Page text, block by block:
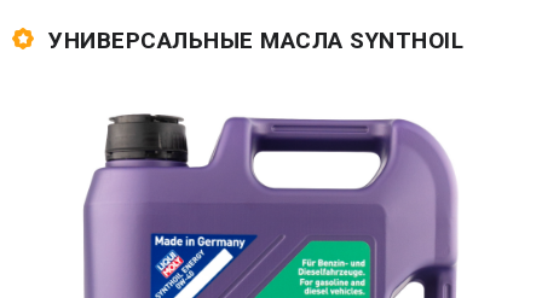
УНИВЕРСАЛЬНЫЕ МАСЛА SYNTHOIL